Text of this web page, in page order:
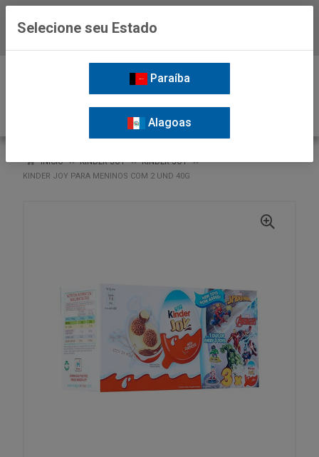
INÍCIO KINDER JOY
KINDER JOY
KINDER JOY PARA MENINOS COM 2 UND 40G
Selecione seu Estado
Paraíba
Alagoas